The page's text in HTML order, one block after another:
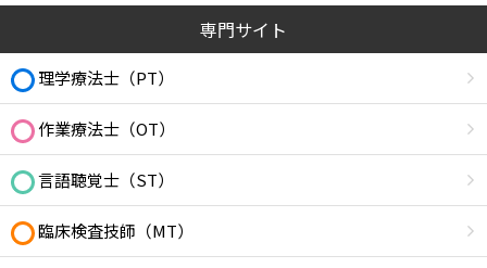
専門サイト
理学療法士（PT）
作業療法士（OT）
言語聴覚士（ST）
臨床検査技師（MT）